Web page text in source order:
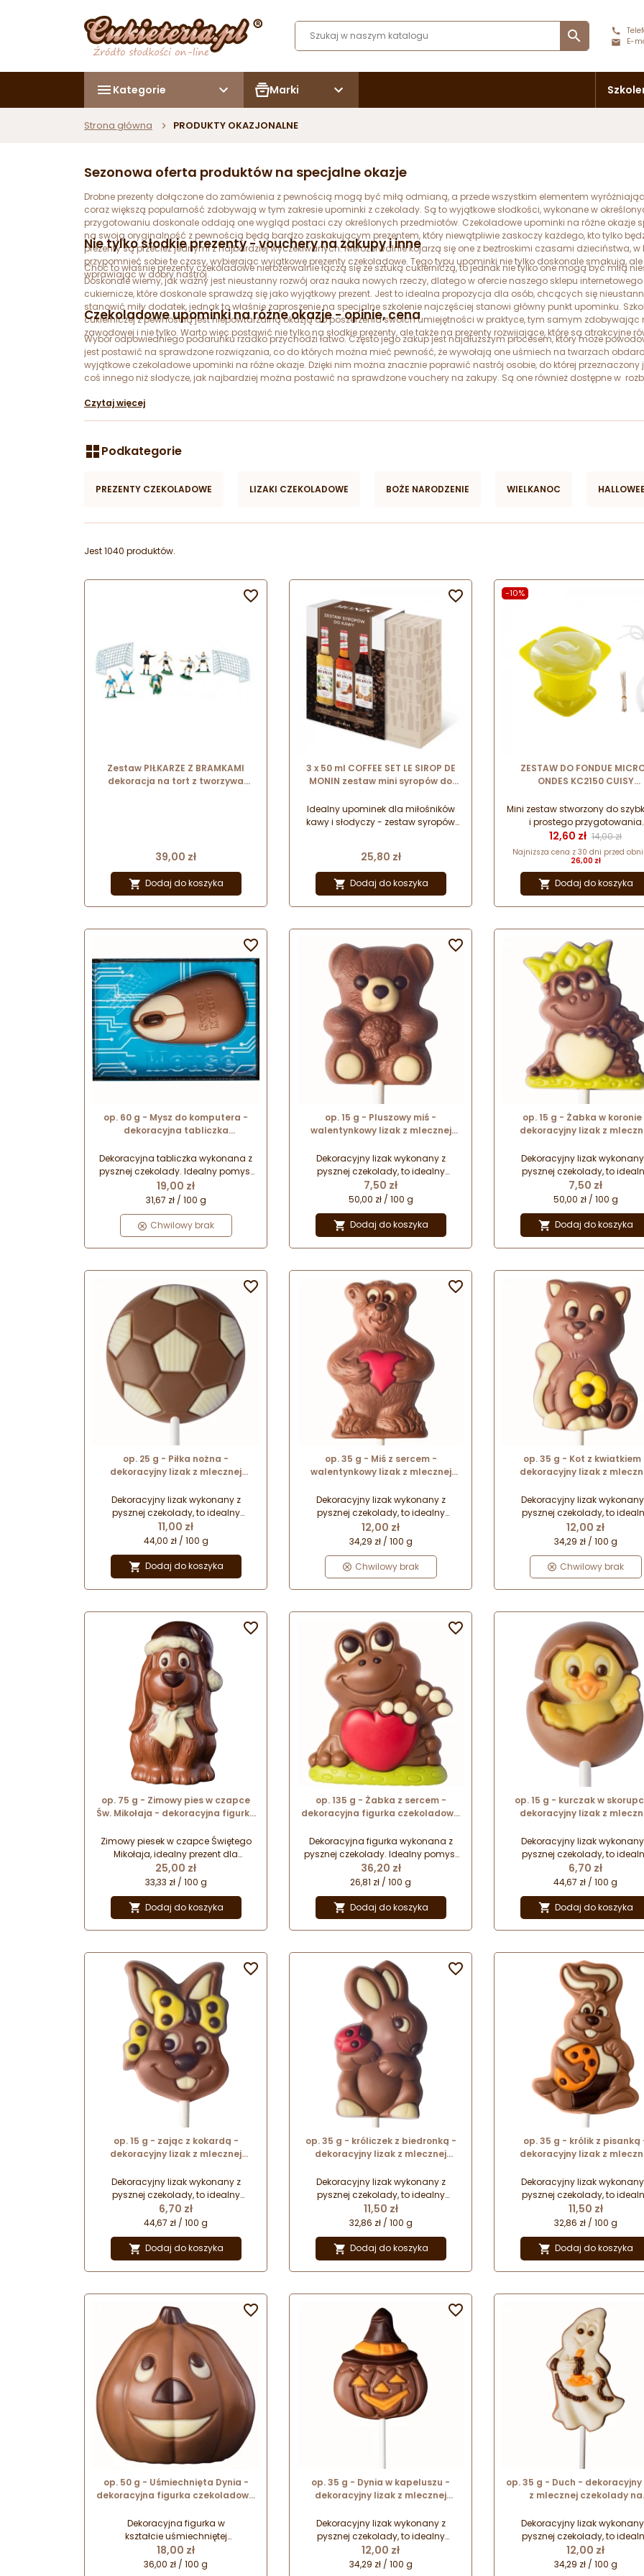

E-
Kategorie Marki
Strona główna PRODUKTY OKAZJONALNE
Sezonowa oferta produktów na specjalne okazje
Drobne prezenty dołączone do zamówienia z pewnością mogą być miłą odmianą, a przede wszystkim elementem
coraz większą popularność zdobywają w tym zakresie upominki z czekolady. Są to wyjątkowe słodkości, wykonane w
przygotowaniu doskonale oddają one wygląd postaci czy określonych przedmiotów. Czekoladowe upominki na różne okazje
na swoją oryginalność z pewnością będą bardzo zaskakującym prezentem, który niewątpliwie zaskoczy każdego, kto tylko
prezenty są przecież jednymi z najbardziej wyczekiwanych. Nierozerwalnie kojarzą się one z beztroskimi czasami dzieciństwa,
przypomnieć sobie te czasy, wybierając wyjątkowe prezenty czekoladowe. Tego typu upominki nie tylko doskonale smakują,
wprawiając w dobry nastrój.
Nie tylko słodkie prezenty - vouchery na zakupy i inne
Choć to właśnie prezenty czekoladowe nierozerwalnie łączą się ze sztuką cukierniczą, to jednak nie tylko one mogą być miłą
Doskonale wiemy, jak ważny jest nieustanny rozwój oraz nauka nowych rzeczy, dlatego w ofercie naszego sklepu
cukiernicze, które doskonale sprawdzą się jako wyjątkowy prezent. Jest to idealna propozycja dla osób, chcących się
stanowić miły dodatek, jednak to właśnie zaproszenie na specjalne szkolenie najczęściej stanowi główny punkt upominku.
cukierniczej z pewnością jest niepowtarzalną okazją do poszerzenia swoich umiejętności w praktyce, tym samym zdobywając
zawodowej i nie tylko. Warto więc postawić nie tylko na słodkie prezenty, ale także na prezenty rozwijające, które są atrakcyjne
Czekoladowe upominki na różne okazje - opinie, cena
Wybór odpowiedniego podarunku rzadko przychodzi łatwo. Często jego zakup jest najdłuższym procesem, który może
jest postawić na sprawdzone rozwiązania, co do których można mieć pewność, że wywołają one uśmiech na twarzach
wyjątkowe czekoladowe upominki na różne okazje. Dzięki nim można znacznie poprawić nastrój osobie, do której
coś innego niż słodycze, jak najbardziej można postawić na sprawdzone vouchery na zakupy. Są one również dostępne w
się doskonale.
Czytaj więcej
Podkategorie
PREZENTY CZEKOLADOWE LIZAKI CZEKOLADOWE BOŻE NARODZENIE WIELKANOC
Jest 1040 produktów.
Zestaw PIŁKARZE Z BRAMKAMI
dekoracja na tort z tworzywa
Cena
39,00 zł
 Dodaj do koszyka

3 x 50 ml COFFEE SET LE SIROP DE
MONIN zestaw mini syropów do
karmel + ciasteczko czekoladowe
Idealny upominek dla miłośników
kawy i słodyczy - zestaw syropów
ciasteczko czekoladowe.
Cena
25,80 zł
 Dodaj do koszyka
 -10%
ZESTAW DO FONDUE
ONDES KC2150 CUISY
kuchence mikrofalowej
Mini zestaw stworzony do
i prostego przygotowania
ulubionego fondue w zaciszu
domowym. Przeznaczony
sprawnego przygotowania
wyjątkowej przekąski w
mikrofalowej.
Cena
12,60 zł Cena
14,00 zł
Najniższa cena z 30 dni przed
26,00 zł
 Dodaj do koszyka
op. 60 g - Mysz do komputera -
dekoracyjna tabliczka
w pudełku
Dekoracyjna tabliczka wykonana z
pysznej czekolady. Idealny pomysł
na drobny upominek na każdą
okazję. Płaska figurka zapakowana
prezent gotowy do wręczenia
najbliższym.
Cena
19,00 zł
31,67 zł / 100 g
Chwilowy brak

op. 15 g - Pluszowy miś -
walentynkowy lizak z mlecznej
Dekoracyjny lizak wykonany z
pysznej czekolady, to idealny
pomysł na drobny upominek na
każdą okazję. Zapakowany w folię
prezent gotowy do wręczenia
najbliższym.
Cena
7,50 zł
50,00 zł / 100 g
 Dodaj do koszyka

op. 15 g - Żabka w
dekoracyjny lizak z
Dekoracyjny lizak
pysznej czekolady, to
pomysł na drobny upominek
każdą okazję. Zapakowany w
prezent gotowy do wręczenia
najbliższym.
Cena
7,50 zł
50,00 zł / 100 g
 Dodaj do koszyka
op. 25 g - Piłka nożna -
dekoracyjny lizak z mlecznej
Dekoracyjny lizak wykonany z
pysznej czekolady, to idealny
pomysł na drobny upominek na
każdą okazję. Zapakowany w folię
prezent gotowy do wręczenia
najbliższym.
Cena
11,00 zł
44,00 zł / 100 g
 Dodaj do koszyka

op. 35 g - Miś z sercem -
walentynkowy lizak z mlecznej
Dekoracyjny lizak wykonany z
pysznej czekolady, to idealny
pomysł na drobny upominek na
każdą okazję. Zapakowany w folię
prezent gotowy do wręczenia
najbliższym.
Cena
12,00 zł
34,29 zł / 100 g
Chwilowy brak

op. 35 g - Kot z kwiatkiem
dekoracyjny lizak z
Dekoracyjny lizak
pysznej czekolady, to
pomysł na drobny upominek
każdą okazję. Zapakowany w
prezent gotowy do wręczenia
najbliższym.
Cena
12,00 zł
34,29 zł / 100 g
Chwilowy brak
op. 75 g - Zimowy pies w czapce
Św. Mikołaja - dekoracyjna figurka
prezent w folii celofanowej
Zimowy piesek w czapce Świętego
Mikołaja, idealny prezent dla
wszystkich miłośników psów.
Dekoracyjna figurka wykonana z
na drobny świąteczny upominek.
Figurka zapakowana w dekoracyjny
celofan stanowi prezent gotowy do
Cena
25,00 zł
33,33 zł / 100 g
 Dodaj do koszyka

op. 135 g - Żabka z sercem -
dekoracyjna figurka czekoladowa
Dekoracyjna figurka wykonana z
pysznej czekolady. Idealny pomysł
na drobny upominek na każdą
okazję. Figurka zapakowana w
prezent gotowy do wręczenia
najbliższym.
Cena
36,20 zł
26,81 zł / 100 g
 Dodaj do koszyka

op. 15 g - kurczak w
dekoracyjny lizak z
10554
Dekoracyjny lizak
pysznej czekolady, to
pomysł na drobny
upominek. Zapakowany w
prezent gotowy do wręczenia
najbliższym.
Cena
6,70 zł
44,67 zł / 100 g
 Dodaj do koszyka
op. 15 g - zając z kokardą -
dekoracyjny lizak z mlecznej
10031
Dekoracyjny lizak wykonany z
pysznej czekolady, to idealny
pomysł na drobny wielkanocny
upominek. Zapakowany w folię
prezent gotowy do wręczenia
najbliższym.
Cena
6,70 zł
44,67 zł / 100 g
 Dodaj do koszyka

op. 35 g - króliczek z biedronką -
dekoracyjny lizak z mlecznej
10232
Dekoracyjny lizak wykonany z
pysznej czekolady, to idealny
pomysł na drobny upominek na
każdą okazję. Zapakowany w folię
prezent gotowy do wręczenia
najbliższym.
Cena
11,50 zł
32,86 zł / 100 g
 Dodaj do koszyka

op. 35 g - królik z pisanką
dekoracyjny lizak z
10786
Dekoracyjny lizak
pysznej czekolady, to
pomysł na drobny
upominek. Zapakowany w
prezent gotowy do wręczenia
najbliższym.
Cena
11,50 zł
32,86 zł / 100 g
 Dodaj do koszyka
op. 50 g - Uśmiechnięta Dynia -
dekoracyjna figurka czekoladowa
celofanowej
Dekoracyjna figurka w
kształcie uśmiechniętej
dyni wykonana z wysokiej jakości
dekorowanej czekolady. Doskonały
Cena
18,00 zł
36,00 zł / 100 g

op. 35 g - Dynia w kapeluszu -
dekoracyjny lizak z mlecznej
szer. 60 mm
Dekoracyjny lizak wykonany z
pysznej czekolady, to idealny
pomysł na drobny upominek na
każdą okazję. Zapakowany w folię
Cena
12,00 zł
34,29 zł / 100 g

op. 35 g - Duch - dekoracyjny
z mlecznej czekolady na
Dekoracyjny lizak
pysznej czekolady, to
pomysł na drobny upominek
każdą okazję. Zapakowany w
Cena
12,00 zł
34,29 zł / 100 g